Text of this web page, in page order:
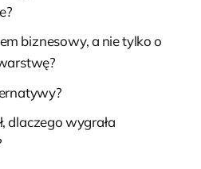
biznesowy, a nie tylko o
dlaczego wygrała